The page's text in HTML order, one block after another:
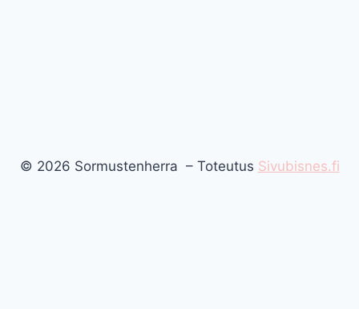
© 2026 Sormustenherra – Toteutus Sivubisnes.fi